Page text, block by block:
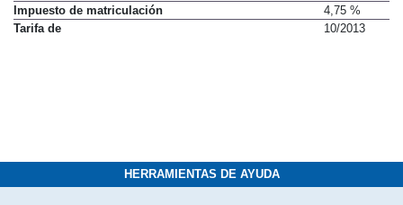
Impuesto de matriculación
4,75 %
Tarifa de
10/2013
HERRAMIENTAS DE AYUDA